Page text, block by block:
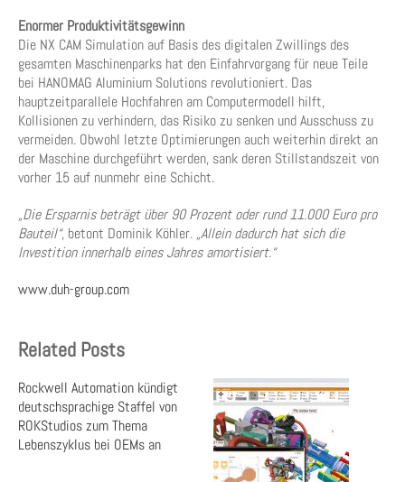
Enormer Produktivitätsgewinn
Die NX CAM Simulation auf Basis des digitalen Zwillings des
gesamten Maschinenparks hat den Einfahrvorgang für neue Teile
bei HANOMAG Aluminium Solutions revolutioniert. Das
hauptzeitparallele Hochfahren am Computermodell hilft,
Kollisionen zu verhindern, das Risiko zu senken und Ausschuss zu
vermeiden. Obwohl letzte Optimierungen auch weiterhin direkt an
der Maschine durchgeführt werden, sank deren Stillstandszeit von
vorher 15 auf nunmehr eine Schicht.
„Die Ersparnis beträgt über 90 Prozent oder rund 11.000 Euro pro
Bauteil“, betont Dominik Köhler. „Allein dadurch hat sich die
Investition innerhalb eines Jahres amortisiert.“
www.duh-group.com
Related Posts
Rockwell Automation kündigt
deutschsprachige Staffel von
ROKStudios zum Thema
Lebenszyklus bei OEMs an